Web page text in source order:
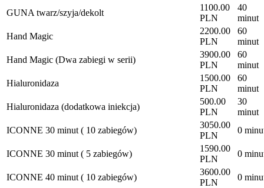
GUNA twarz/szyja/dekolt
1100.00
PLN
40
minut
Hand Magic
2200.00
PLN
60
minut
Hand Magic (Dwa zabiegi w serii)
3900.00
PLN
60
minut
Hialuronidaza
1500.00
PLN
60
minut
Hialuronidaza (dodatkowa iniekcja)
500.00
PLN
30
minut
ICONNE 30 minut ( 10 zabiegów)
3050.00
PLN
0
ICONNE 30 minut ( 5 zabiegów)
1590.00
PLN
0
ICONNE 40 minut ( 10 zabiegów)
3600.00
PLN
0